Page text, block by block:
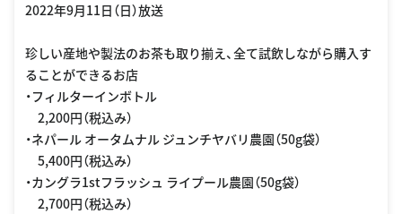
2022年9月11日（日）放送
珍しい産地や製法のお茶も取り揃え、全て試飲しながら購入す
ることができるお店
・フィルターインボトル
2,200円（税込み）
・ネパール オータムナル ジュンチヤバリ農園（50g袋）
5,400円（税込み）
・カングラ1stフラッシュ ライプール農園（50g袋）
2,700円（税込み）